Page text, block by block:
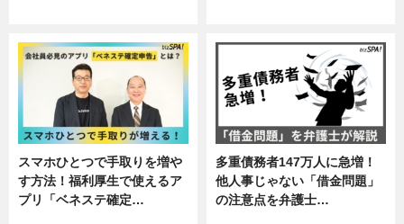
スマホひとつで手取りを増や
す方法！福利厚生で使えるア
プリ「ベネステ確定…
多重債務者147万人に急増！
他人事じゃない「借金問題」
の注意点を弁護士…